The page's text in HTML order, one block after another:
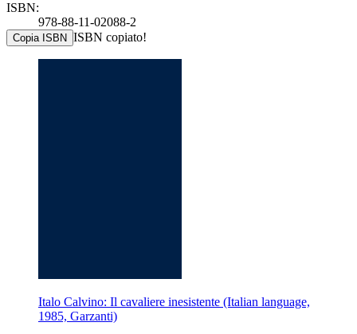
ISBN:
978-88-11-02088-2
Copia ISBN ISBN copiato!
Italo Calvino: Il cavaliere inesistente (Italian language,
1985, Garzanti)